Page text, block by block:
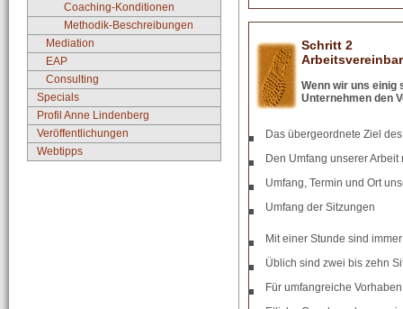
Coaching-Konditionen
Methodik-Beschreibungen
Mediation
EAP
Consulting
Specials
Profil Anne Lindenberg
Veröffentlichungen
Webtipps
Schritt 2
Wenn wir uns einig
Unternehmen den
Das übergeordnete Ziel
Den Umfang unserer
Umfang, Termin und Ort
Umfang der Sitzungen
Mit einer Stunde sind
Üblich sind zwei bis zehn
Für umfangreiche